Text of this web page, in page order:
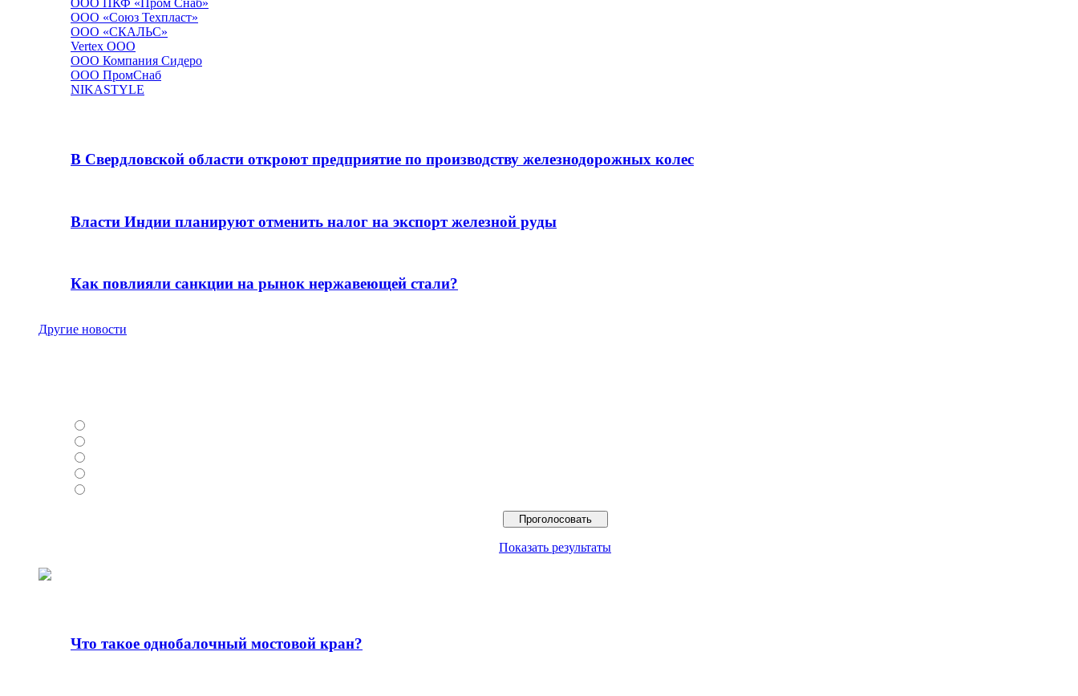
ООО ПКФ «Пром Снаб»
ООО «Союз Техпласт»
ООО «СКАЛЬС»
Vertex OOO
ООО Компания Сидеро
ООО ПромСнаб
NIKASTYLE
В Свердловской области откроют предприятие по производству железнодорожных колес
Власти Индии планируют отменить налог на экспорт железной руды
Как повлияли санкции на рынок нержавеющей стали?
Другие новости
Показать результаты
Что такое однобалочный мостовой кран?